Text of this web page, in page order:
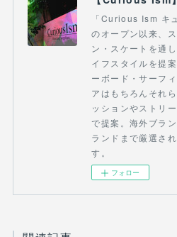
「Curious Ism キ
のオープン以来、
ン・スケートを通
イフスタイルを提
ーボード・サーフ
アはもちろんそれ
ッションやストリ
で提案。海外ブラ
ランドまで厳選さ
す。
フォロー